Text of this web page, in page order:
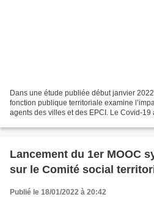
Dans une étude publiée début janvier
fonction publique territoriale examine
agents des villes et des EPCI. Le Covid-19
Lancement du 1er MOOC
sur le Comité social
Publié le 18/01/2022 à 20:42